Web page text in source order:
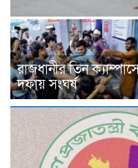
রাজধানীর তিন
দফায় সংঘর্ষ